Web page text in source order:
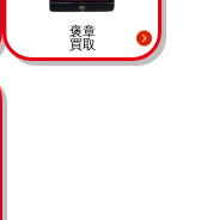
褒章
買取